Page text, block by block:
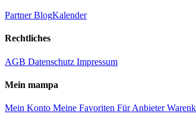
PartnerBlogKalender
Rechtliches
AGB Datenschutz Impressum
Mein mampa
Mein Konto Meine Favoriten Für Anbieter